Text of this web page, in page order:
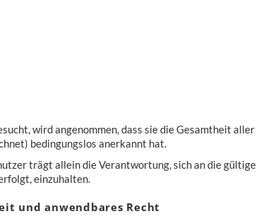
wird angenommen, dass sie die Gesamtheit
bedingungslos anerkannt hat.
trägt allein die Verantwortung, sich an die
einzuhalten.
und anwendbares Recht